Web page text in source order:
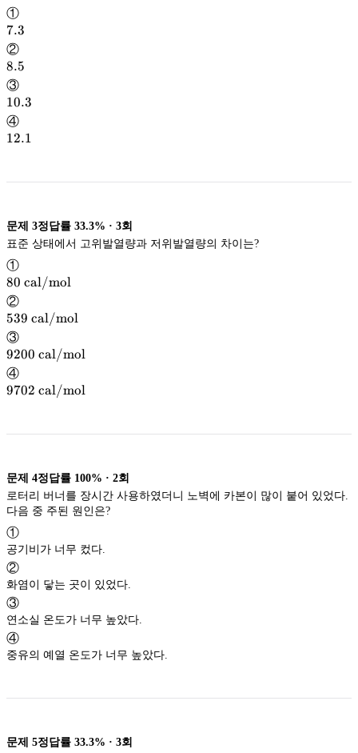
①
7.3
7.3
②
8.5
8.5
③
10.3
10.3
④
12.1
12.1
문제 3정답률 33.3% · 3회
①
80\
\mathrm{cal/mol}
cal/mol
80 cal/mol
②
539\
\mathrm{cal/mol}
cal/mol
539 cal/mol
③
9200\
\mathrm{cal/mol}
cal/mol
9200 cal/mol
④
9702\
9702 cal/mol
문제 4정답률 100% · 2회
로터리 버너를 장시간 사용하였더니 노벽에 카본이 많이 붙어 있었다.
①
공기비가 너무 컸다.
②
화염이 닿는 곳이 있었다.
③
연소실 온도가 너무 높았다.
④
중유의 예열 온도가 너무 높았다.
문제 5정답률 33.3% · 3회